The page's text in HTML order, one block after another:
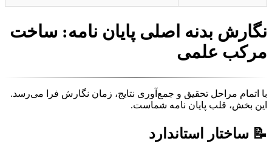
نگارش بدنه اصلی پایان نامه: ساخت
مرکب علمی
با اتمام مراحل تحقیق و جمع‌آوری نتایج، زمان نگارش فرا می‌رسد.
این بخش، قلب پایان نامه شماست.
📝 ساختار استاندارد